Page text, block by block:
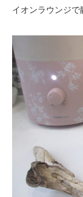
イオンラウンジで